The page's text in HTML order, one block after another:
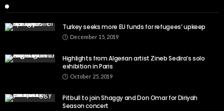
Turkey seeks more EU funds for refugees’ upkeep
December 15, 2019
Highlights from Algerian artist Zineb Sedira’s solo
exhibition in Paris
October 25, 2019
Pitbull to join Shaggy and Don Omar for Diriyah
Season concert